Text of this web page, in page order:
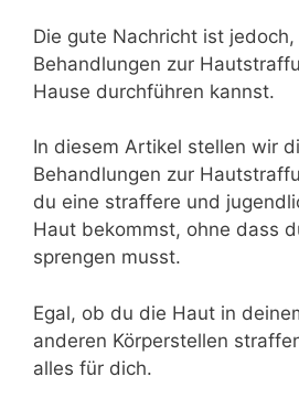
Die gute Nachricht ist
Behandlungen zur
Hause durchführen kannst.
In diesem Artikel stellen wir
Behandlungen zur
du eine straffere und
Haut bekommst, ohne dass
sprengen musst.
Egal, ob du die Haut in
anderen Körperstellen
alles für dich.